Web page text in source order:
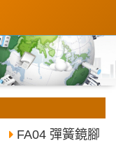
FA04 彈簧鏡腳